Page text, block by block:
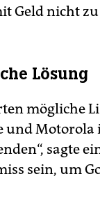
Geld nicht zu
Lösung
mögliche
Motorola
sagte
sein, um